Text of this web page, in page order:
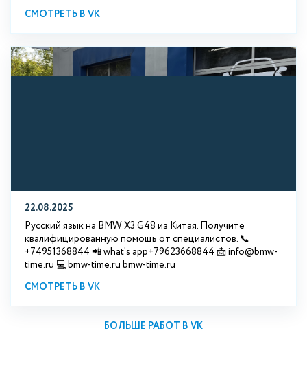
СМОТРЕТЬ В VK
22.08.2025
Русский язык на BMW X3 G48 из Китая. Получите
квалифицированную помощь от специалистов. 📞
+74951368844 📲 what's app+79623668844 📩 info@bmw-
time.ru 💻 bmw-time.ru bmw-time.ru
СМОТРЕТЬ В VK
БОЛЬШЕ РАБОТ В VK